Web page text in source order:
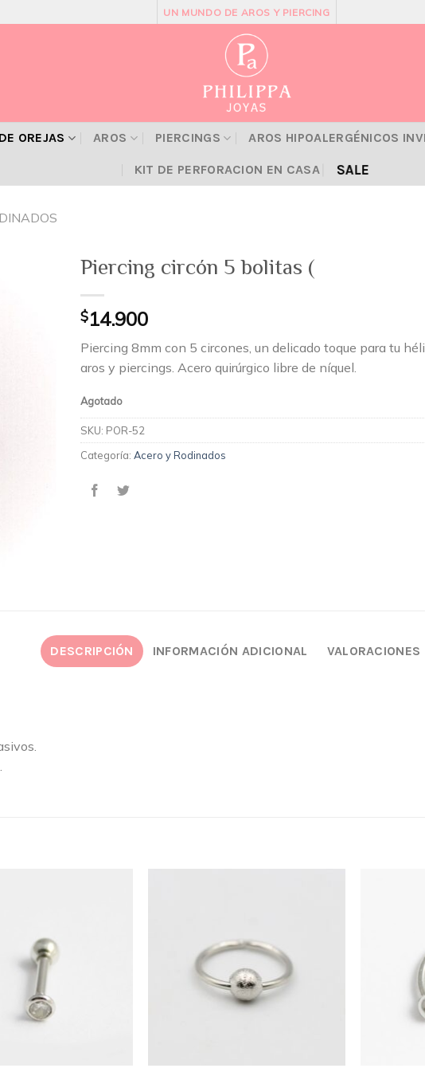
UN MUNDO DE AROS Y PIERCING
OREJAS AROS PIERCINGS AROS HIPOALERGÉNICOS
KIT DE PERFORACION EN CASA SALE
Piercing circón 5 bolitas (
$14.900
Piercing 8mm con 5 circones, un delicado toque para tu
aros y piercings. Acero quirúrgico libre de níquel.
Agotado
SKU: POR-52
Categoría: Acero y Rodinados
DESCRIPCIÓN INFORMACIÓN ADICIONAL